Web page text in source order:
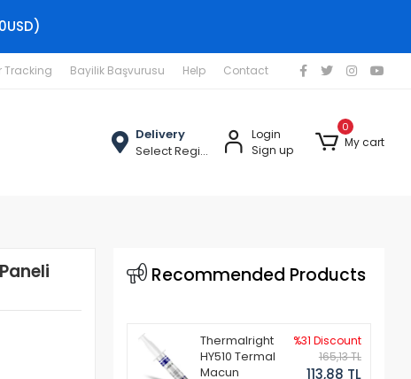
Tracking Bayilik Başvurusu Help Contact
Delivery
Select Region
Login
Sign up
0
My cart
Recommended Products
Thermalright
HY510 Termal
Macun
%31 Discount
165,13 TL
113,88 TL